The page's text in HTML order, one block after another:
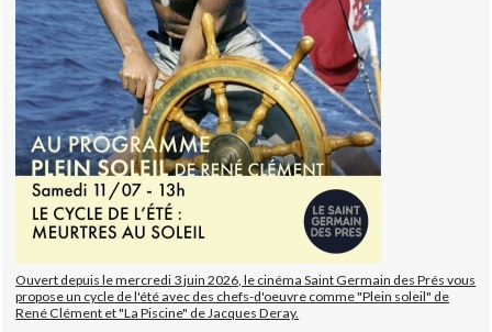
Ouvert depuis le mercredi 3 juin 2026, le cinéma Saint Germain des Prés vous
propose un cycle de l'été avec des chefs-d'oeuvre comme "Plein soleil" de
René Clément et "La Piscine" de Jacques Deray.